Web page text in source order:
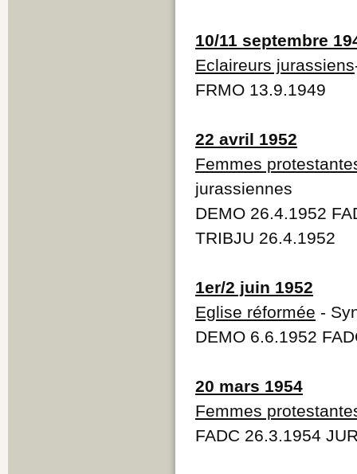
10/11 septembre
Eclaireurs jurassiens
FRMO 13.9.1949
22 avril 1952
Femmes
jurassiennes
DEMO 26.4.1952
TRIBJU 26.4.1952
1er/2 juin 1952
Eglise réformée -
DEMO 6.6.1952
20 mars 1954
Femmes
FADC 26.3.1954